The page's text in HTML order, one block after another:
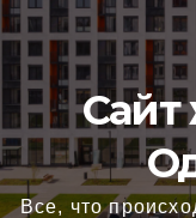
Перейти
содержимому
Все, что